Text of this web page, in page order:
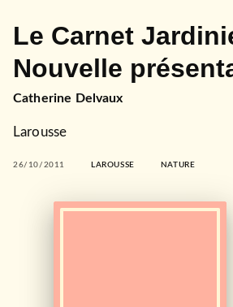
Le Carnet
Nouvelle
Catherine Delvaux
Larousse
26/10/2011 LAROUSSE NATURE